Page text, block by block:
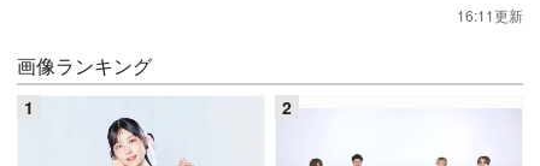
16:11更新
画像ランキング